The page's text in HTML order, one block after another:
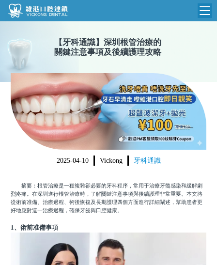
維港首頁
品牌介紹
環境設備
醫院新聞
收費標準
N
收費總表
植牙收費
根管收費
美學收費
箍牙收費
醫生團隊
門診時間
【 牙科通識】 深圳根管治療的
關鍵注意事項及後續護理攻略
2025-04-10 Vickong 牙科通識
摘要：根管治療是一種複雜卻必要的牙科程序，常用于治療牙髓感染和緩解劇
烈疼痛。在深圳進行根管治療時，了解關鍵注意事項與後續護理非常重要。本文將
從術前准備、治療過程、術後恢複及長期護理四個方面進行詳細闡述，幫助患者更
好地應對這一治療過程，確保牙齒與口腔健康。
1、術前准備事項